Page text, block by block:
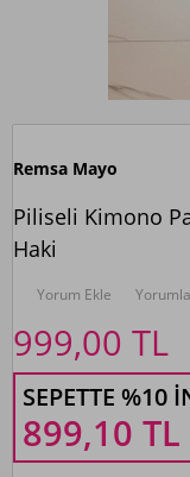
Remsa Mayo
Piliseli Kimono
Haki
Yorum Ekle
999,00 TL
SEPETTE %10
899,10 TL